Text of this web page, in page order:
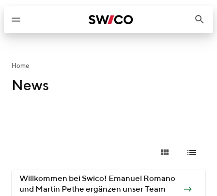
Home
News
Willkommen bei Swico! Emanuel Romano
und Martin Pethe ergänzen unser Team